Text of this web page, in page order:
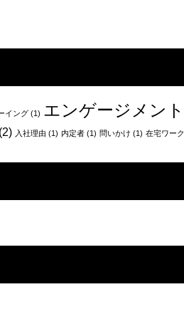
イング (1) エンゲージメント
(2) 入社理由 (1) 内定者 (1) 問いかけ (1) 在宅ワーク